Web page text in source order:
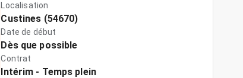
Localisation
Custines (54670)
Date de début
Dès que possible
Contrat
Intérim - Temps plein